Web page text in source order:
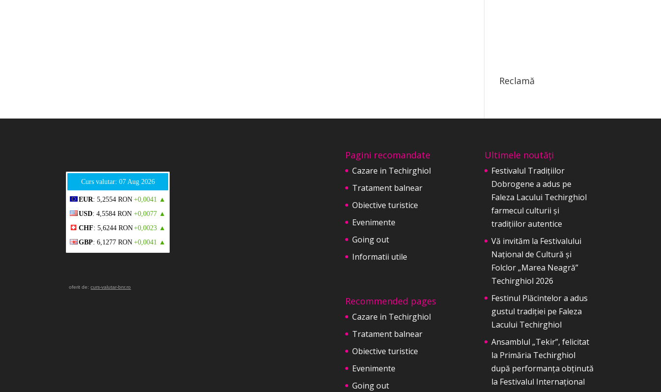
Reclamă
Curs valutar: 07 Aug 2026
EUR: 5,2554 RON +0,0041 ▲
USD: 4,5584 RON +0,0077 ▲
CHF: 5,6244 RON+0,0023 ▲
GBP: 6,1277 RON +0,0041 ▲
oferit de:curs-valutar-bnr.ro
Pagini recomandate
Cazare in Techirghiol
Tratament balnear
Obiective turistice
Evenimente
Going out
Informatii utile
Recommended pages
Cazare in Techirghiol
Tratament balnear
Obiective turistice
Evenimente
Going out
Ultimele noutăți
Festivalul Tradițiilor
Dobrogene a adus pe
Faleza Lacului Techirghiol
farmecul culturii și
tradițiilor autentice
Vă invităm la Festivalului
Național de Cultură și
Folclor „Marea Neagră”
Techirghiol 2026
Festinul Plăcintelor a adus
gustul tradiției pe Faleza
Lacului Techirghiol
Ansamblul „Tekir”, felicitat
la Primăria Techirghiol
după performanța obținută
la Festivalul Internațional